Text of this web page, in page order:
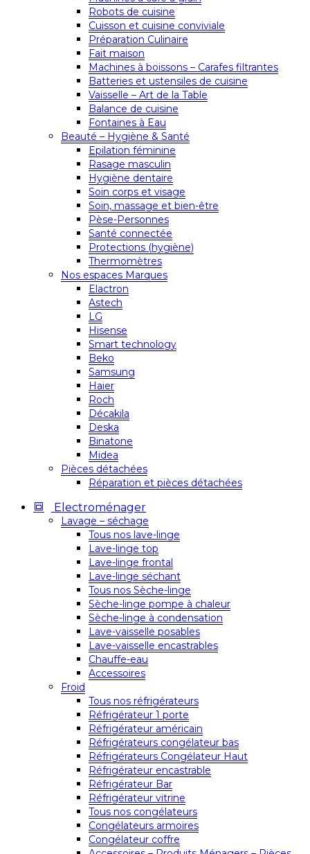
Robots de cuisine
Cuisson et cuisine conviviale
Préparation Culinaire
Fait maison
Machines à boissons – Carafes filtrantes
Batteries et ustensiles de cuisine
Vaisselle – Art de la Table
Balance de cuisine
Fontaines à Eau
Beauté – Hygiène & Santé
Epilation féminine
Rasage masculin
Hygiène dentaire
Soin corps et visage
Soin, massage et bien-être
Pèse-Personnes
Santé connectée
Protections (hygiène)
Thermomètres
Nos espaces Marques
Elactron
Astech
LG
Hisense
Smart technology
Beko
Samsung
Haier
Roch
Décakila
Deska
Binatone
Midea
Pièces détachées
Réparation et pièces détachées
Electroménager
Lavage – séchage
Tous nos lave-linge
Lave-linge top
Lave-linge frontal
Lave-linge séchant
Tous nos Sèche-linge
Sèche-linge pompe à chaleur
Sèche-linge à condensation
Lave-vaisselle posables
Lave-vaisselle encastrables
Chauffe-eau
Accessoires
Froid
Tous nos réfrigérateurs
Réfrigérateur 1 porte
Réfrigérateur américain
Réfrigérateurs congélateur bas
Réfrigérateurs Congélateur Haut
Réfrigérateur encastrable
Réfrigérateur Bar
Réfrigérateur vitrine
Tous nos congélateurs
Congélateurs armoires
Congélateur coffre